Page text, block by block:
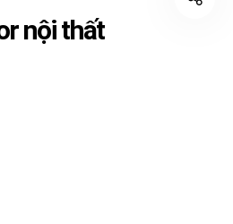
nội thất